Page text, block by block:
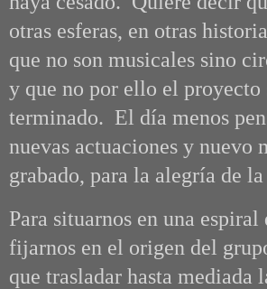
otras esferas, en otras
que no son musicales sino
y que no por ello el proyecto
terminado. El día menos
nuevas actuaciones y nuevo
grabado, para la alegría de
Para situarnos en una
fijarnos en el origen del
que trasladar hasta mediada